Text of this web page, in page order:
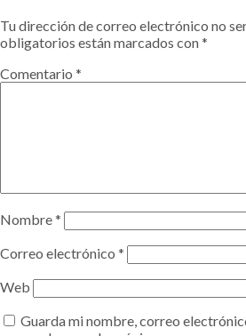
Tu dirección de correo electrónico no
obligatorios están marcados con*
Comentario *
Nombre*
Correo electrónico *
Web
Guarda mi nombre, correo